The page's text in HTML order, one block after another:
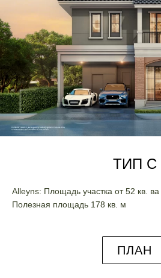
ТИП C
Alleyns: Площадь участка от 52 кв. ва
Полезная площадь 178 кв. м
ПЛАН